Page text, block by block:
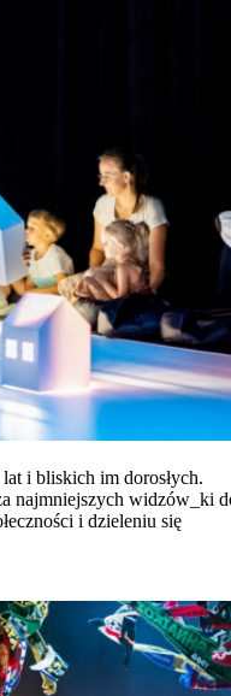
i bliskich im dorosłych.
najmniejszych widzów_ki
i dzieleniu się